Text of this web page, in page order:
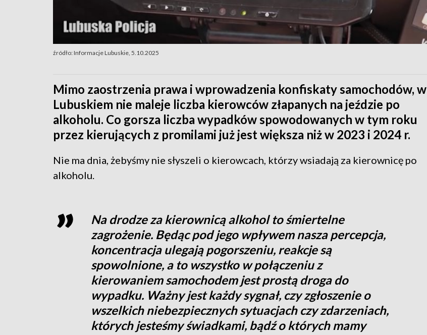
źródło: Informacje Lubuskie, 5.10.2025
Mimo zaostrzenia prawa i wprowadzenia konfiskaty samochodów, w
Lubuskiem nie maleje liczba kierowców złapanych na jeździe po
alkoholu. Co gorsza liczba wypadków spowodowanych w tym roku
przez kierujących z promilami już jest większa niż w 2023 i 2024 r.
Nie ma dnia, żebyśmy nie słyszeli o kierowcach, którzy wsiadają za kierownicę po
alkoholu.
Na drodze za kierownicą alkohol to śmiertelne
zagrożenie. Będąc pod jego wpływem nasza percepcja,
koncentracja ulegają pogorszeniu, reakcje są
spowolnione, a to wszystko w połączeniu z
kierowaniem samochodem jest prostą droga do
wypadku. Ważny jest każdy sygnał, czy zgłoszenie o
wszelkich niebezpiecznych sytuacjach czy zdarzeniach,
których jesteśmy świadkami, bądź o których mamy